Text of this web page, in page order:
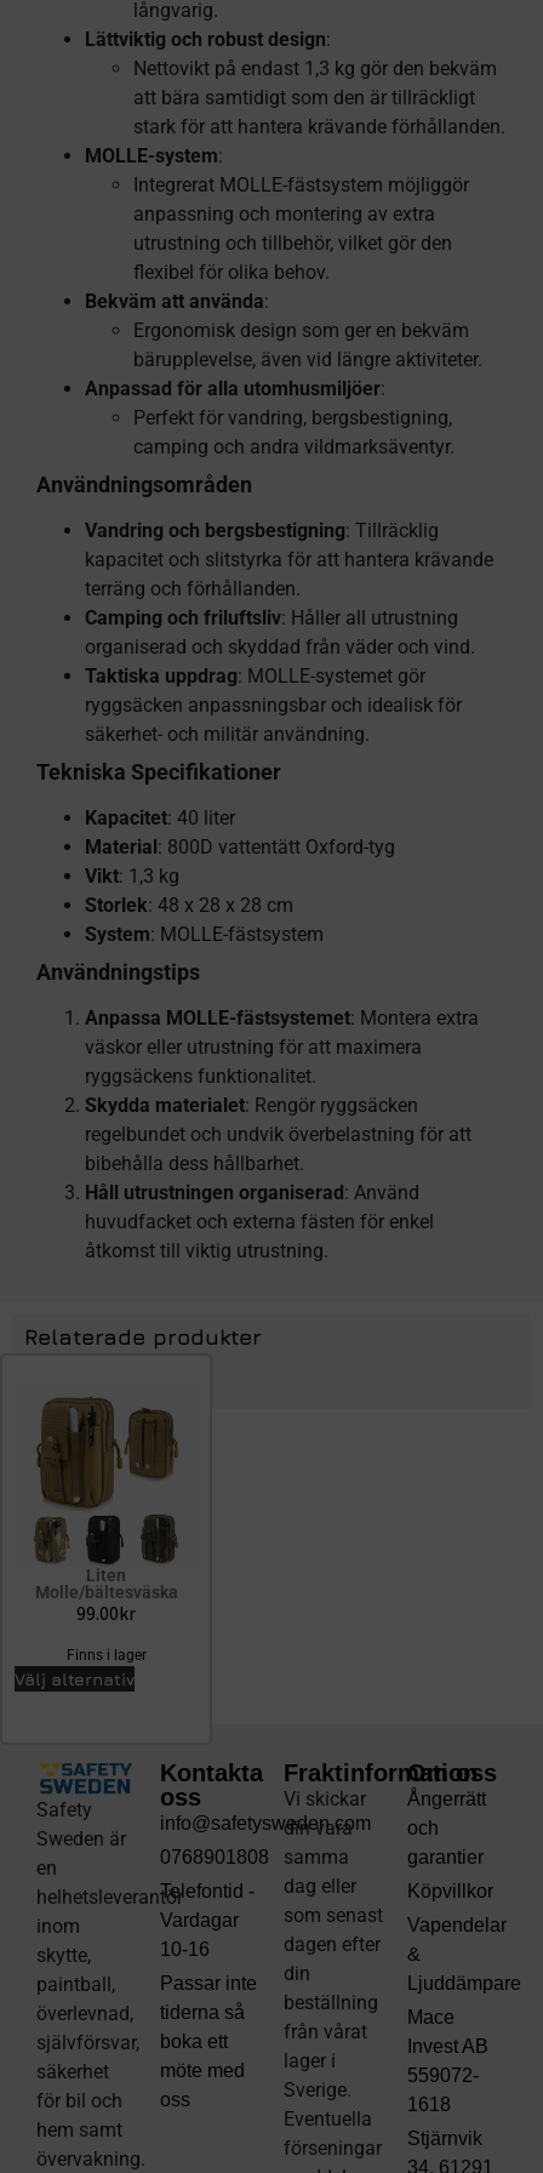
långvarig.
Lättviktig och robust design:
Nettovikt på endast 1,3 kg gör den bekväm
att bära samtidigt som den är tillräckligt
stark för att hantera krävande förhållanden.
MOLLE-system:
Integrerat MOLLE-fästsystem möjliggör
anpassning och montering av extra
utrustning och tillbehör, vilket gör den
flexibel för olika behov.
Bekväm att använda:
Ergonomisk design som ger en bekväm
bärupplevelse, även vid längre aktiviteter.
Anpassad för alla utomhusmiljöer:
Perfekt för vandring, bergsbestigning,
camping och andra vildmarksäventyr.
Användningsområden
Vandring och bergsbestigning: Tillräcklig
kapacitet och slitstyrka för att hantera krävande
terräng och förhållanden.
Camping och friluftsliv: Håller all utrustning
organiserad och skyddad från väder och vind.
Taktiska uppdrag: MOLLE-systemet gör
ryggsäcken anpassningsbar och idealisk för
säkerhet- och militär användning.
Tekniska Specifikationer
Kapacitet: 40 liter
Material : 800D vattentätt Oxford-tyg
Vikt: 1,3 kg
Storlek: 48 x 28 x 28 cm
System: MOLLE-fästsystem
Användningstips
Anpassa MOLLE-fästsystemet: Montera extra
väskor eller utrustning för att maximera
ryggsäckens funktionalitet.
Skydda materialet: Rengör ryggsäcken
regelbundet och undvik överbelastning för att
bibehålla dess hållbarhet.
Håll utrustningen organiserad : Använd
huvudfacket och externa fästen för enkel
åtkomst till viktig utrustning.
Relaterade produkter
Liten
Molle/bältesväska
99.00kr
Finns i lager
Välj alternativ
Safety
Sweden är
en
helhetsleverantör
inom
skytte,
paintball,
överlevnad,
självförsvar,
säkerhet
för bil och
hem samt
övervakning.
Kontakta
oss
info@safetysweden.com
0768901808
Telefontid -
Vardagar
10-16
Passar inte
tiderna så
boka ett
möte med
oss
Fraktinformation
Vi skickar
din vara
samma
dag eller
som senast
dagen efter
din
beställning
från vårat
lager i
Sverige.
Eventuella
förseningar
Om oss
Ångerrätt
och
garantier
Köpvillkor
Vapendelar
&
Ljuddämpare
Mace
Invest AB
559072-
1618
Stjärnvik
34, 61291